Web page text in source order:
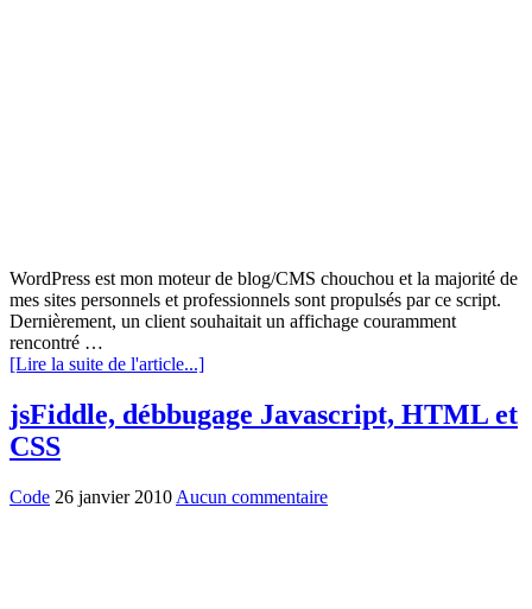
WordPress est mon moteur de blog/CMS chouchou et la majorité de
mes sites personnels et professionnels sont propulsés par ce script.
Dernièrement, un client souhaitait un affichage couramment
rencontré …
[Lire la suite de l'article...]
jsFiddle, débbugage Javascript, HTML et
CSS
Code 26 janvier 2010 Aucun commentaire